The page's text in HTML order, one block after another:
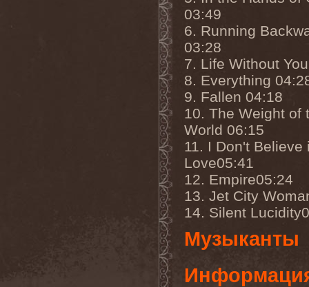
03:49
6. Running
03:28
7. Life Without
8. Everything
9. Fallen 04:18
10. The Weight of
World 06:15
11. I Don't Believe
Love05:41
12. Empire05:24
13. Jet City
14. Silent
Музыканты